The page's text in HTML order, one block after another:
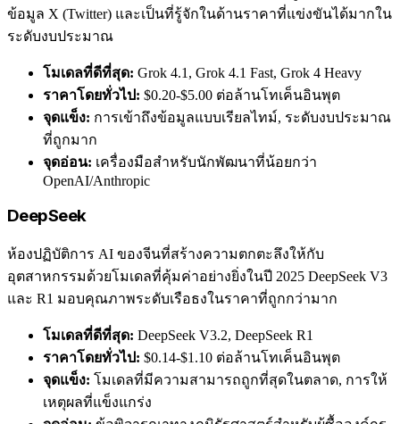
ข้อมูล X (Twitter) และเป็นที่รู้จักในด้านราคาที่แข่งขันได้มากใน
ระดับงบประมาณ
โมเดลที่ดีที่สุด: Grok 4.1, Grok 4.1 Fast, Grok 4 Heavy
ราคาโดยทั่วไป: $0.20-$5.00 ต่อล้านโทเค็นอินพุต
จุดแข็ง: การเข้าถึงข้อมูลแบบเรียลไทม์, ระดับงบประมาณ
ที่ถูกมาก
จุดอ่อน: เครื่องมือสำหรับนักพัฒนาที่น้อยกว่า
OpenAI/Anthropic
DeepSeek
ห้องปฏิบัติการ AI ของจีนที่สร้างความตกตะลึงให้กับ
อุตสาหกรรมด้วยโมเดลที่คุ้มค่าอย่างยิ่งในปี 2025 DeepSeek V3
และ R1 มอบคุณภาพระดับเรือธงในราคาที่ถูกกว่ามาก
โมเดลที่ดีที่สุด: DeepSeek V3.2, DeepSeek R1
ราคาโดยทั่วไป: $0.14-$1.10 ต่อล้านโทเค็นอินพุต
จุดแข็ง: โมเดลที่มีความสามารถถูกที่สุดในตลาด, การให้
เหตุผลที่แข็งแกร่ง